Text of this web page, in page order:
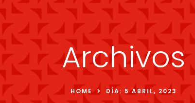
Archivos
HOME DÍA: 5 ABRIL, 2023